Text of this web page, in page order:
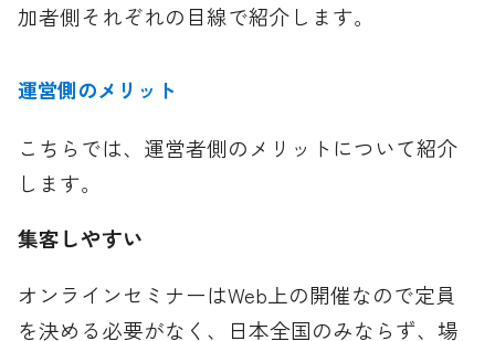
加者側それぞれの目線で紹介します。
運営側のメリット
こちらでは、運営者側のメリットについて紹介
します。
集客しやすい
オンラインセミナーはWeb上の開催なので定員
を決める必要がなく、日本全国のみならず、場